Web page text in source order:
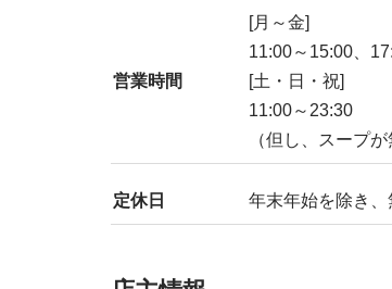
営業時間
[月～金]
11:00～15:00、
[土・日・祝]
11:00～23:30
（但し、スープ
定休日 年末年始を除き、